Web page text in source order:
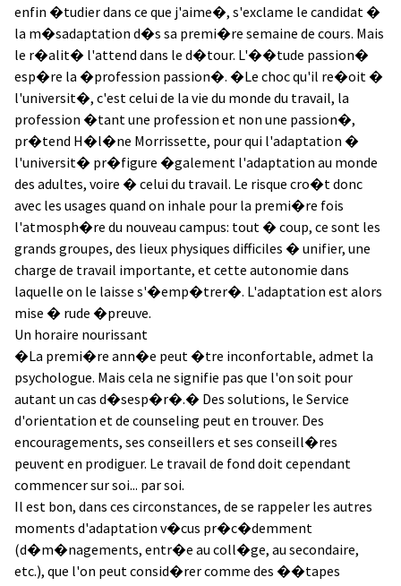
enfin �tudier dans ce que j'aime�, s'exclame le candidat �
la m�sadaptation d�s sa premi�re semaine de cours. Mais
le r�alit� l'attend dans le d�tour. L'��tude passion�
esp�re la �profession passion�. �Le choc qu'il re�oit �
l'universit�, c'est celui de la vie du monde du travail, la
profession �tant une profession et non une passion�,
pr�tend H�l�ne Morrissette, pour qui l'adaptation �
l'universit� pr�figure �galement l'adaptation au monde
des adultes, voire � celui du travail. Le risque cro�t donc
avec les usages quand on inhale pour la premi�re fois
l'atmosph�re du nouveau campus: tout � coup, ce sont les
grands groupes, des lieux physiques difficiles � unifier, une
charge de travail importante, et cette autonomie dans
laquelle on le laisse s'�emp�trer�. L'adaptation est alors
mise � rude �preuve.
Un horaire nourissant
�La premi�re ann�e peut �tre inconfortable, admet la
psychologue. Mais cela ne signifie pas que l'on soit pour
autant un cas d�sesp�r�.� Des solutions, le Service
d'orientation et de counseling peut en trouver. Des
encouragements, ses conseillers et ses conseill�res
peuvent en prodiguer. Le travail de fond doit cependant
commencer sur soi... par soi.
Il est bon, dans ces circonstances, de se rappeler les autres
moments d'adaptation v�cus pr�c�demment
(d�m�nagements, entr�e au coll�ge, au secondaire,
etc.), que l'on peut consid�rer comme des ��tapes